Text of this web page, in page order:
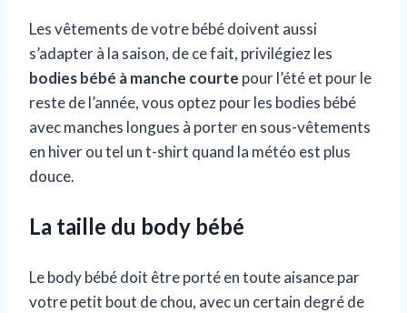
Les vêtements de votre bébé doivent aussi
s’adapter à la saison, de ce fait, privilégiez les
bodies bébé à manche courte pour l’été et pour le
reste de l’année, vous optez pour les bodies bébé
avec manches longues à porter en sous-vêtements
en hiver ou tel un t-shirt quand la météo est plus
douce.
La taille du body bébé
Le body bébé doit être porté en toute aisance par
votre petit bout de chou, avec un certain degré de